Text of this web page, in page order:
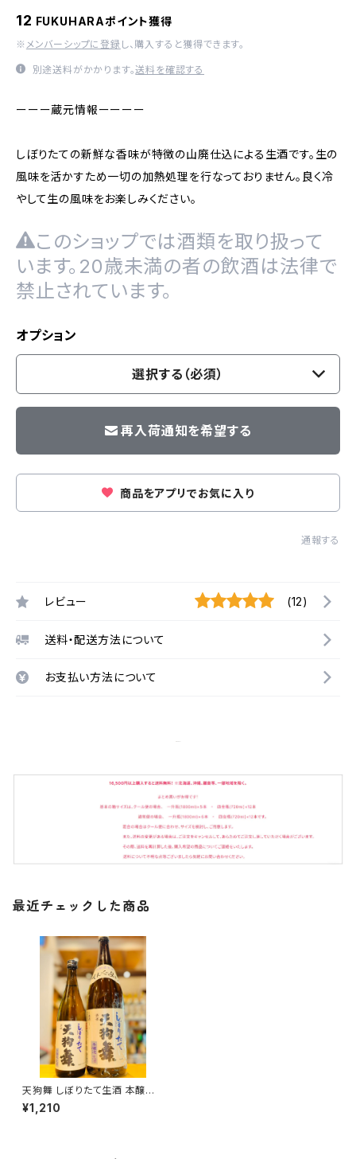
12 FUKUHARAポイント獲得
※ メンバーシップに登録 し、購入すると獲得できます。
別途送料がかかります。送料を確認する
ーーー蔵元情報ーーーー
しぼりたての新鮮な香味が特徴の山廃仕込による生酒です。生の
風味を活かすため一切の加熱処理を行なっておりません。良く冷
やして生の風味をお楽しみください。
このショップでは酒類を取り扱って
います。20歳未満の者の飲酒は法律で
禁止されています。
オプション
選択する（必須）
再入荷通知を希望する
商品をアプリでお気に入り
通報する
レビュー (12)
送料・配送方法について
お支払い方法について
最近チェックした商品
天狗舞 しぼりたて生酒 本醸造
720ml１本（車多酒造・石川県
白山市坊丸町）
¥1,210